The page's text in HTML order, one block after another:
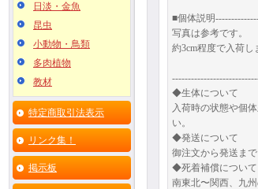
日淡・金魚
昆虫
小動物・鳥類
多肉植物
教材
特定商取引法表示
リンク集！
掲示板
■個体説明
写真は参考です。
約3cm程度で入荷し
◆生体について
入荷時の状態や個
い。
◆発送について
御注文から発送ま
◆死着補償について
南東北〜関西、九